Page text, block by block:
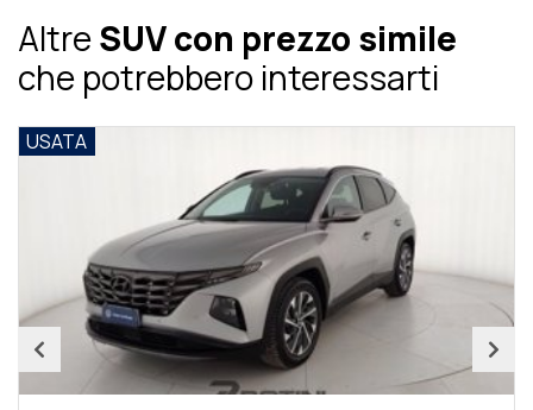
AltreSUV con prezzo simile
che potrebbero interessarti
USATA